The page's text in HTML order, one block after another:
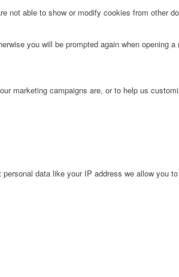
not able to show or modify cookies from other
you will be prompted again when opening a
marketing campaigns are, or to help us
data like your IP address we allow you